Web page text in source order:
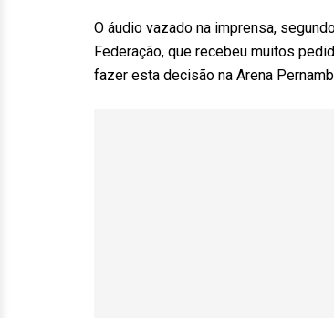
O áudio vazado na imprensa,
Federação, que recebeu muitos
fazer esta decisão na Arena